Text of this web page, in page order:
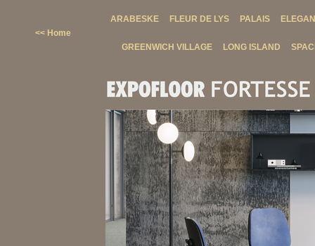
<< Home
ARABESKE FLEUR DE LYS PALAIS
GREENWICH VILLAGE LONG ISLAND